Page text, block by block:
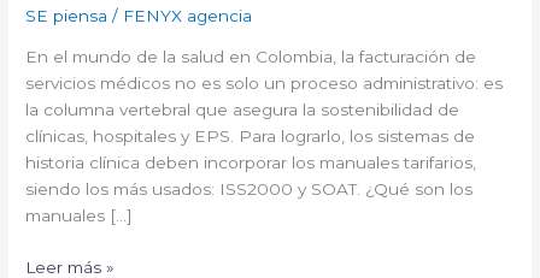
SE piensa / FENYX agencia
En el mundo de la salud en Colombia, la facturación de
servicios médicos no es solo un proceso administrativo: es
la columna vertebral que asegura la sostenibilidad de
clínicas, hospitales y EPS. Para lograrlo, los sistemas de
historia clínica deben incorporar los manuales tarifarios,
siendo los más usados: ISS2000 y SOAT. ¿Qué son los
manuales […]
Leer más »